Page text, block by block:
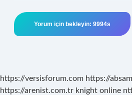
https://versisforum.com https://
https://arenist.com.tr knight online